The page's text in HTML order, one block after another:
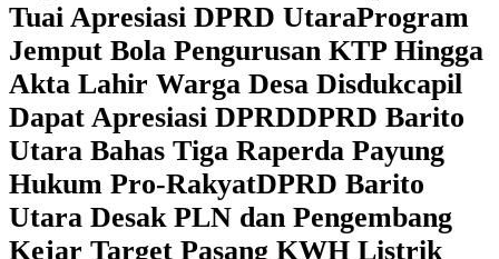
Tuai Apresiasi DPRD UtaraProgram
Jemput Bola Pengurusan KTP Hingga
Akta Lahir Warga Desa Disdukcapil
Dapat Apresiasi DPRDDPRD Barito
Utara Bahas Tiga Raperda Payung
Hukum Pro-RakyatDPRD Barito
Utara Desak PLN dan Pengembang
Kejar Target Pasang KWH Listrik